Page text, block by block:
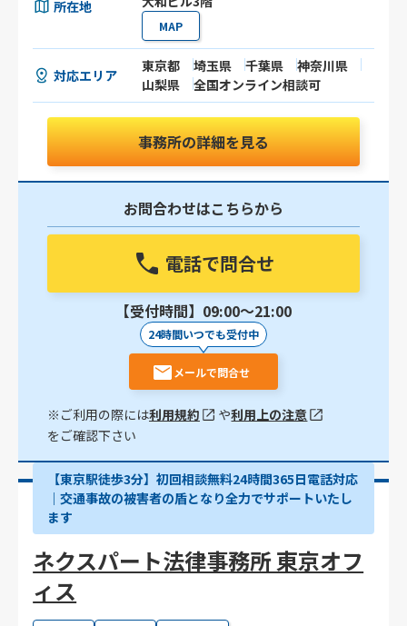
所在地
MAP
対応エリア
東京都 埼玉県 千葉県
神奈川県
山梨県
全国オンライン相談可
事務所の詳細を見る
お問合わせはこちらから
電話で問合せ
【受付時間】09:00〜21:00
24時間いつでも受付中
メールで問合せ
※ご利用の際には利用規約 や利用上の注意
をご確認下さい
【東京駅徒歩3分】初回相談無料24時間365日電話対応
｜交通事故の被害者の盾となり全力でサポートいたし
ます
ネクスパート法律事務所 東京オフ
ィス